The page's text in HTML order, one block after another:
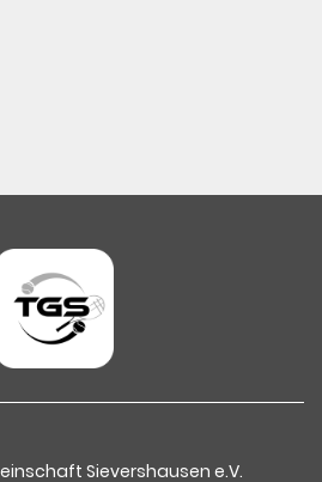
Sievershausen e.V.